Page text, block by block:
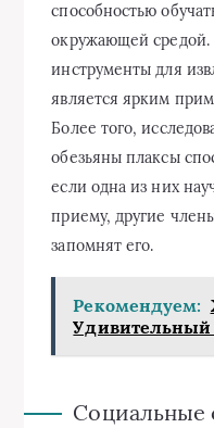
способностью
окружающей средой.
инструменты для
является ярким
Более того,
обезьяны плаксы
если одна из них
приему, другие
запомнят его.
Рекомендуем:
Социальные